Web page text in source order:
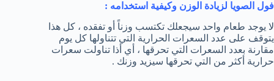
فول الصويا لزيادة الوزن وكيفية استخدامه :
لا يوجد طعام واحد سيجعلك تكتسب وزناً أو تفقده ، كل هذا
يتوقف على عدد السعرات الحرارية التي تتناولها كل يوم
مقارنة بعدد السعرات التي تحرقها ، أي أذا تناولت سعرات
حرارية أكثر من التي تحرقها سيزيد وزنك .